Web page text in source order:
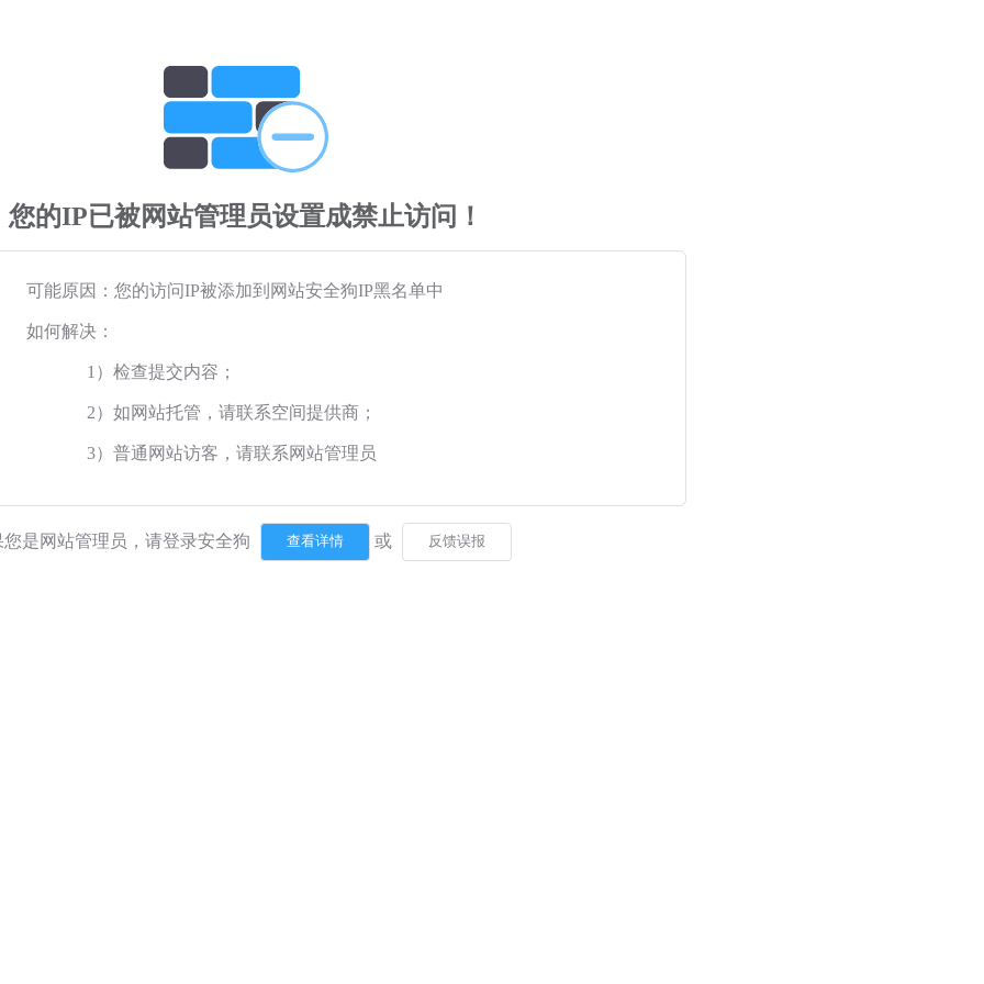
您的IP已被网站管理员设置成禁止访问！
可能原因：您的访问IP被添加到网站安全狗IP黑名单中
如何解决：
1）检查提交内容；
2）如网站托管，请联系空间提供商；
3）普通网站访客，请联系网站管理员
您是网站管理员，请登录安全狗 或